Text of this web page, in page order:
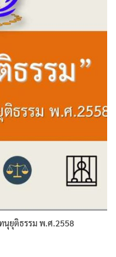
นุยุติธรรม พ.ศ.2558